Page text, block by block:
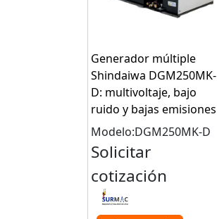
Generador múltiple
Shindaiwa DGM250MK-
D: multivoltaje, bajo
ruido y bajas emisiones
Modelo:DGM250MK-D
Solicitar
cotización